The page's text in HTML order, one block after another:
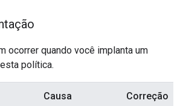
ocorrer quando você implanta um
política.
Causa Correção